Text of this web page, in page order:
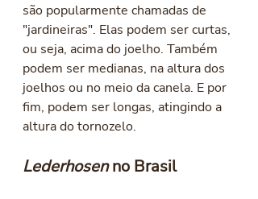
são popularmente chamadas de
"jardineiras". Elas podem ser curtas,
ou seja, acima do joelho. Também
podem ser medianas, na altura dos
joelhos ou no meio da canela. E por
fim, podem ser longas, atingindo a
altura do tornozelo.
Lederhosen no Brasil